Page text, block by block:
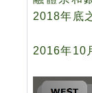
2018年底
2016年10